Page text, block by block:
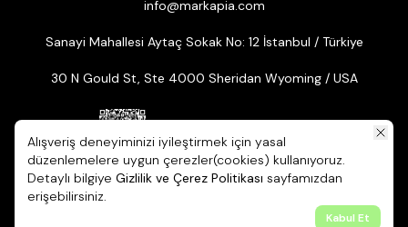
Alışveriş deneyiminizi iyileştirmek için yasal
düzenlemelere uygun çerezler(cookies) kullanıyoruz.
Detaylı bilgiye Gizlilik ve Çerez Politikası sayfamızdan
erişebilirsiniz.
Kabul Et
info@markapia.com
Sanayi Mahallesi Aytaç Sokak No: 12 İstanbul / Türkiye
30 N Gould St, Ste 4000 Sheridan Wyoming / USA
© 2026 Markapia | Tüm Hakları Saklıdır. ikas E-ticaret Altyapısıyla